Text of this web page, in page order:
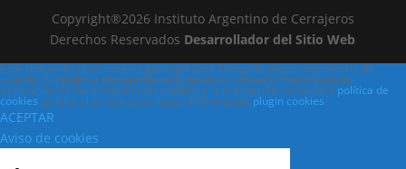
Copyright®2026 Instituto Argentino de Cerrajeros
Derechos Reservados Desarrollador del Sitio Web
Este sitio web utiliza cookies para que usted tenga la mejor experiencia de
usuario. Si continúa navegando está dando su consentimiento para la
aceptación de las mencionadas cookies y la aceptación de nuestra política de
cookies, pinche el enlace para mayor información.plugin cookies
ACEPTAR
Aviso de cookies